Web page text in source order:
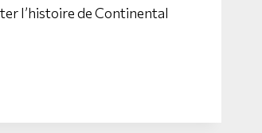
l’histoire de Continental